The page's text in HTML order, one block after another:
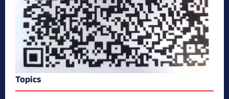
Topics